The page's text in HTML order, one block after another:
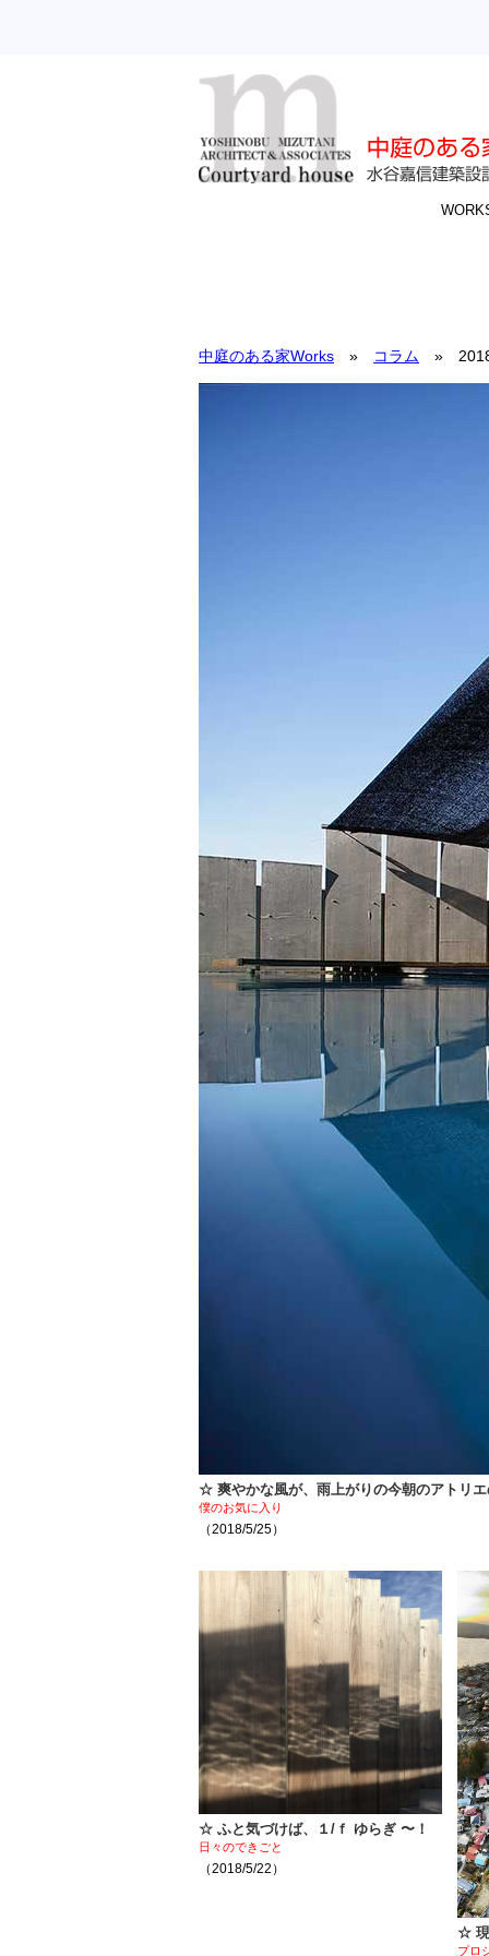
中庭のある家Works » コラム » 2018
☆ 爽やかな風が、雨上がりの今朝のアトリ
僕のお気に入り
（2018/5/25）
☆ ふと気づけば、１/ｆ ゆらぎ 〜！
日々のできごと
（2018/5/22）
☆ 現
プロ